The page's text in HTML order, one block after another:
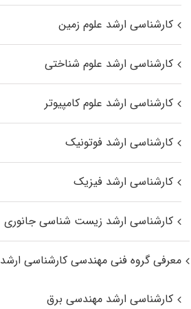
کارشناسی ارشد علوم زمین
کارشناسی ارشد علوم شناختی
کارشناسی ارشد علوم کامپیوتر
کارشناسی ارشد فوتونیک
کارشناسی ارشد فیزیک
کارشناسی ارشد زیست‌ شناسی جانوری
معرفی گروه فنی مهندسی کارشناسی ارشد
کارشناسی ارشد مهندسی برق